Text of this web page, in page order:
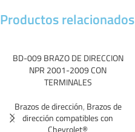
Productos relacionados
BD-009 BRAZO DE DIRECCION
NPR 2001-2009 CON
TERMINALES
Brazos de dirección, Brazos de
dirección compatibles con
Chevrolet®